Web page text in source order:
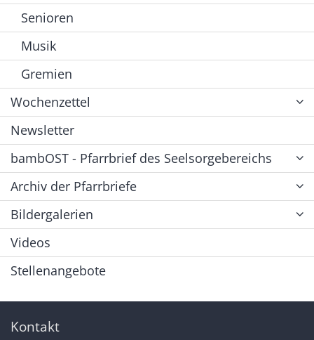
Senioren
Musik
Gremien
Wochenzettel
Newsletter
bambOST - Pfarrbrief des Seelsorgebereichs
Archiv der Pfarrbriefe
Bildergalerien
Videos
Stellenangebote
Kontakt